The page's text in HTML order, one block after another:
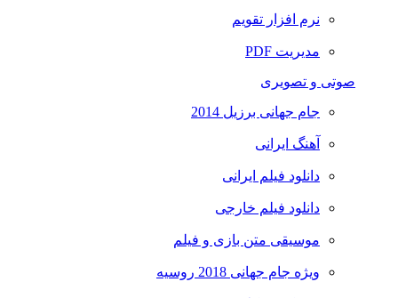
نرم افزار تقویم
مدیریت PDF
صوتی و تصویری
جام جهانی برزیل 2014
آهنگ ایرانی
دانلود فیلم ایرانی
دانلود فیلم خارجی
موسیقی متن بازی و فیلم
ویژه جام جهانی 2018 روسیه